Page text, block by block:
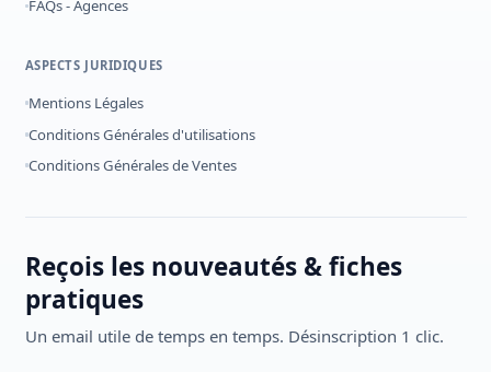
FAQs - Agences
ASPECTS JURIDIQUES
Mentions Légales
Conditions Générales d'utilisations
Conditions Générales de Ventes
Reçois les nouveautés & fiches
pratiques
Un email utile de temps en temps. Désinscription 1 clic.